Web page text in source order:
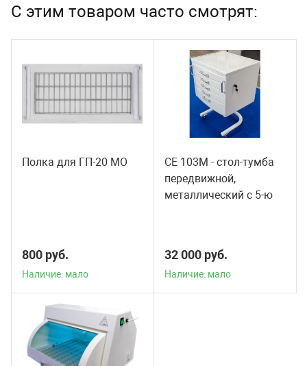
С этим товаром часто смотрят:
Полка для ГП-20 МО
800 руб.
Наличие: мало
СЕ 103М - стол-тумба
передвижной,
металлический с 5-ю
32 000 руб.
Наличие: мало